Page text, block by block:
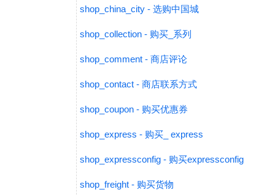
shop_china_city - 选购中国城
shop_collection - 购买_系列
shop_comment - 商店评论
shop_contact - 商店联系方式
shop_coupon - 购买优惠券
shop_express - 购买_ express
shop_expressconfig - 购买expressconfig
shop_freight - 购买货物